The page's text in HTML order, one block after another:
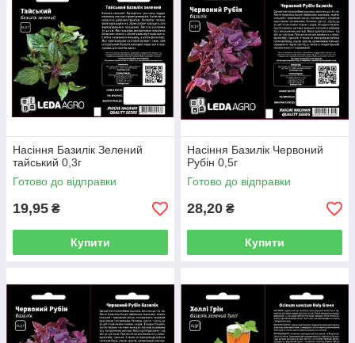
Насіння Базилік Зелений
тайський 0,3г
Готово до відправки
19,95 ₴
Купити
Насіння Базилік Червоний
Рубін 0,5г
Готово до відправки
28,20 ₴
Купити